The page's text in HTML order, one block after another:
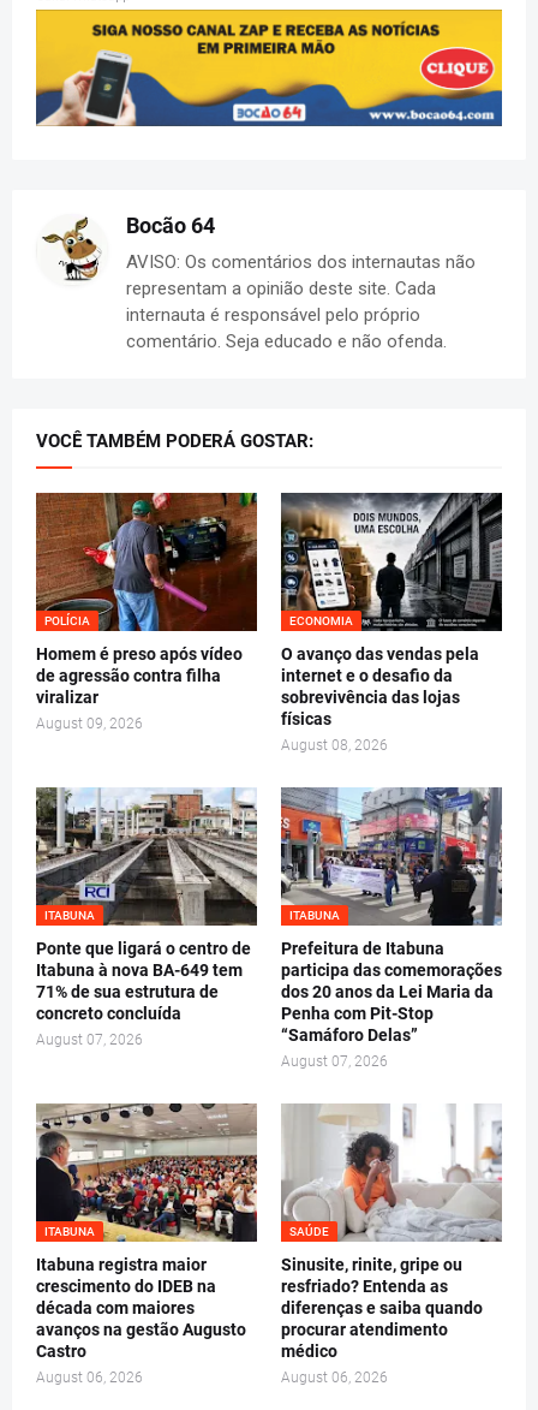
Bocão 64
AVISO: Os comentários dos internautas não
representam a opinião deste site. Cada
internauta é responsável pelo próprio
comentário. Seja educado e não ofenda.
VOCÊ TAMBÉM PODERÁ GOSTAR:
POLÍCIA
Homem é preso após vídeo
de agressão contra filha
viralizar
August 09, 2026
ECONOMIA
O avanço das vendas pela
internet e o desafio da
sobrevivência das lojas
físicas
August 08, 2026
ITABUNA
Ponte que ligará o centro de
Itabuna à nova BA-649 tem
71% de sua estrutura de
concreto concluída
August 07, 2026
ITABUNA
Prefeitura de Itabuna
participa das comemorações
dos 20 anos da Lei Maria da
Penha com Pit-Stop
“Samáforo Delas”
August 07, 2026
ITABUNA
Itabuna registra maior
crescimento do IDEB na
década com maiores
avanços na gestão Augusto
Castro
August 06, 2026
SAÚDE
Sinusite, rinite, gripe ou
resfriado? Entenda as
diferenças e saiba quando
procurar atendimento
médico
August 06, 2026